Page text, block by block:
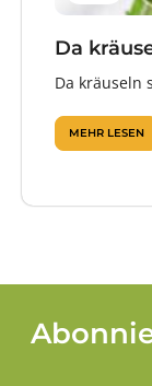
Da
Da kräuseln
MEHR LESEN